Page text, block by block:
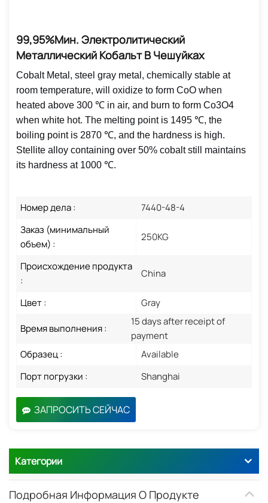
99,95%мин. Электролитический
Металлический Кобальт В Чешуйках
Cobalt Metal, steel gray metal, chemically stable at
room temperature, will oxidize to form CoO when
heated above 300 ℃ in air, and burn to form Co3O4
when white hot. The melting point is 1495 ℃, the
boiling point is 2870 ℃, and the hardness is high.
Stellite alloy containing over 50% cobalt still maintains
its hardness at 1000 ℃. ‌
Номер дела :
7440-48-4
Заказ (минимальный
объем) :
250KG
Происхождение продукта
:
China
Цвет : Gray
Время выполнения :
15 days after receipt of
payment
Образец :
Available
Порт погрузки :
Shanghai
ЗАПРОСИТЬ СЕЙЧАС
Категории
Подробная Информация О Продукте